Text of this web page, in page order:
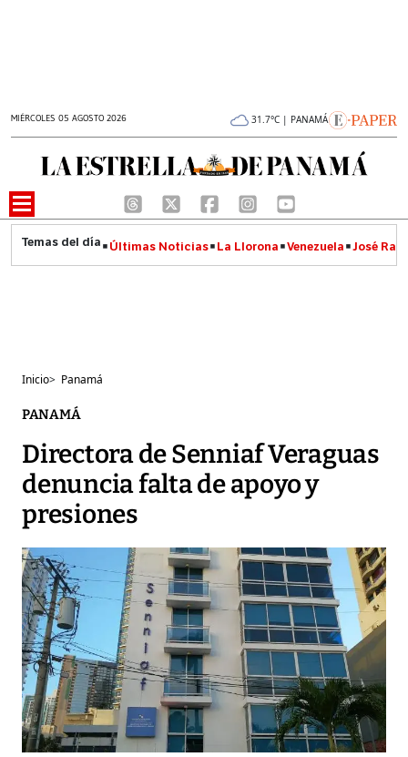
MIÉRCOLES 05 AGOSTO 2026 31.7°C | PANAMÁ
Últimas Noticias La Llorona Venezuela José
Inicio> Panamá
PANAMÁ
Directora de Senniaf Veraguas
denuncia falta de apoyo y
presiones